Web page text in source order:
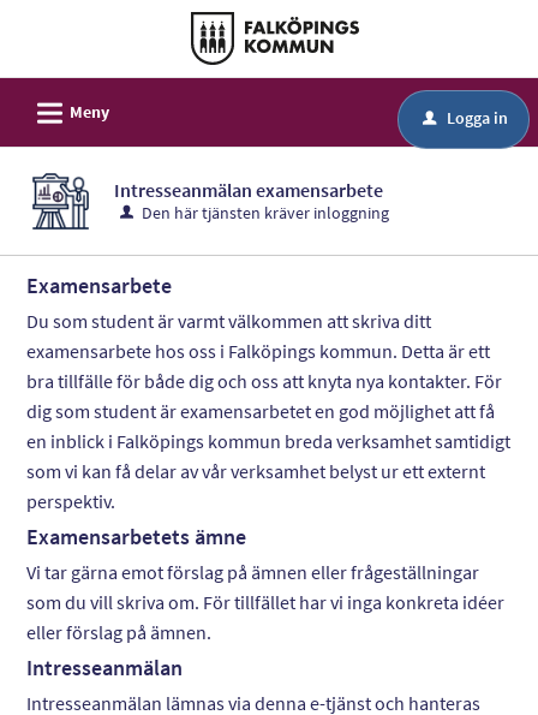
självservice
Falköping
kommun
L Meny u Logga in
Intresseanmälan examensarbete
Den här tjänsten kräver inloggning
Examensarbete
Du som student är varmt välkommen att skriva ditt
examensarbete hos oss i Falköpings kommun. Detta är ett
bra tillfälle för både dig och oss att knyta nya kontakter. För
dig som student är examensarbetet en god möjlighet att få
en inblick i Falköpings kommun breda verksamhet samtidigt
som vi kan få delar av vår verksamhet belyst ur ett externt
perspektiv.
Examensarbetets ämne
Vi tar gärna emot förslag på ämnen eller frågeställningar
som du vill skriva om. För tillfället har vi inga konkreta idéer
eller förslag på ämnen.
Intresseanmälan
Intresseanmälan lämnas via denna e-tjänst och hanteras